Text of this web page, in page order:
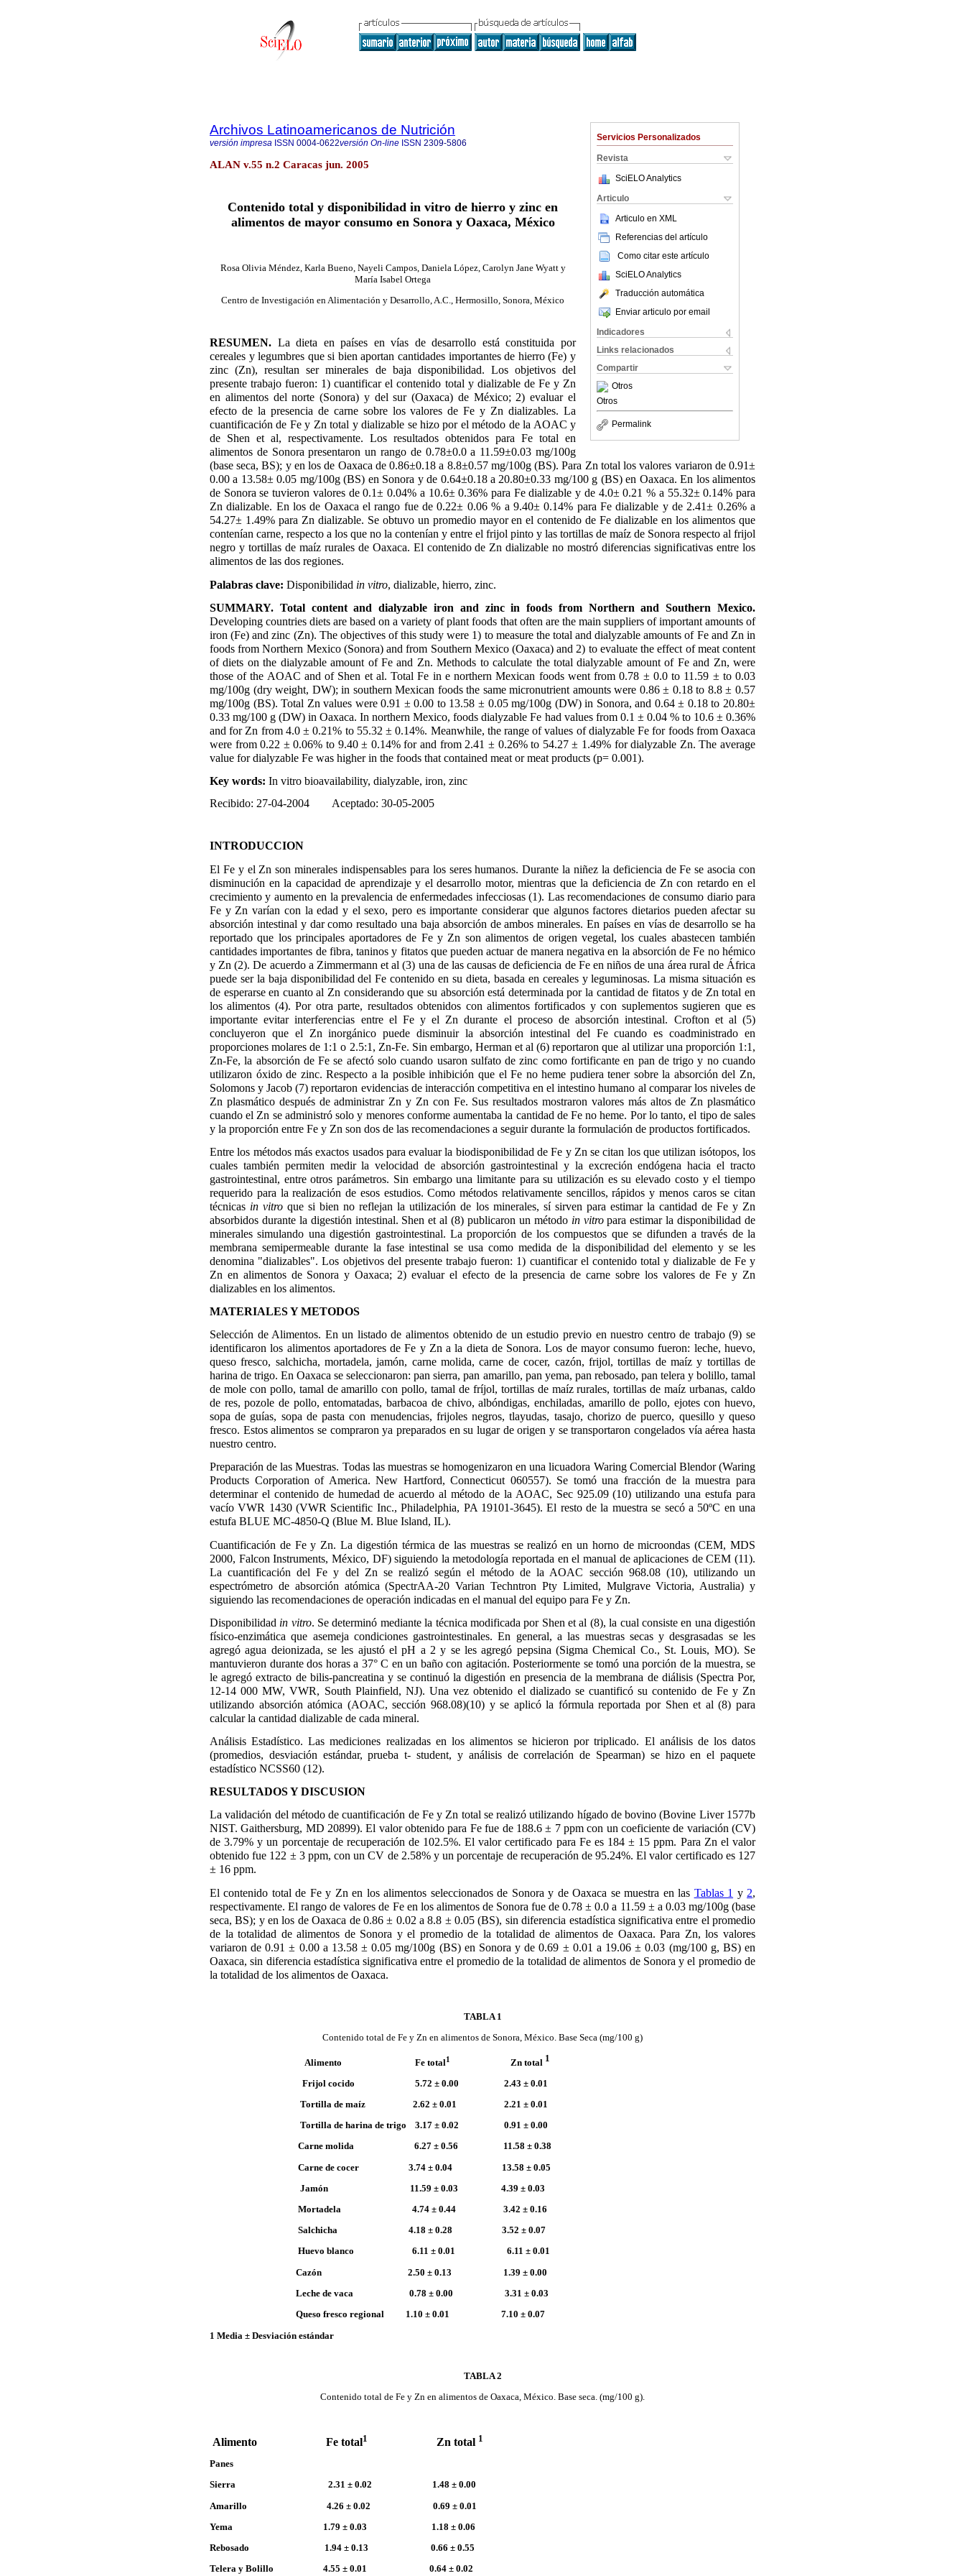
Servicios Personalizados
Revista
SciELO Analytics
Articulo
Articulo en XML
Referencias del artículo
Como citar este artículo
SciELO Analytics
Traducción automática
Enviar articulo por email
Indicadores
Links relacionados
Compartir
Otros
Otros
Permalink
Archivos Latinoamericanos de Nutrición
versión impresa ISSN 0004-0622versión On-line ISSN 2309-5806
ALAN v.55 n.2 Caracas jun. 2005
Contenido total y disponibilidad in vitro de hierro y zinc en
alimentos de mayor consumo en Sonora y Oaxaca, México
Rosa Olivia Méndez, Karla Bueno, Nayeli Campos, Daniela López, Carolyn Jane Wyatt y
María Isabel Ortega
Centro de Investigación en Alimentación y Desarrollo, A.C., Hermosillo, Sonora, México
RESUMEN. La dieta en países en vías de desarrollo está constituida por
cereales y legumbres que si bien aportan cantidades importantes de hierro (Fe) y
zinc (Zn), resultan ser minerales de baja disponibilidad. Los objetivos del
presente trabajo fueron: 1) cuantificar el contenido total y dializable de Fe y Zn
en alimentos del norte (Sonora) y del sur (Oaxaca) de México; 2) evaluar el
efecto de la presencia de carne sobre los valores de Fe y Zn dializables. La
cuantificación de Fe y Zn total y dializable se hizo por el método de la AOAC y
de Shen et al, respectivamente. Los resultados obtenidos para Fe total en
alimentos de Sonora presentaron un rango de 0.78±0.0 a 11.59±0.03 mg/100g
(base seca, BS); y en los de Oaxaca de 0.86±0.18 a 8.8±0.57 mg/100g (BS). Para Zn total los valores variaron de 0.91±
0.00 a 13.58± 0.05 mg/100g (BS) en Sonora y de 0.64±0.18 a 20.80±0.33 mg/100 g (BS) en Oaxaca. En los alimentos
de Sonora se tuvieron valores de 0.1± 0.04% a 10.6± 0.36% para Fe dializable y de 4.0± 0.21 % a 55.32± 0.14% para
Zn dializable. En los de Oaxaca el rango fue de 0.22± 0.06 % a 9.40± 0.14% para Fe dializable y de 2.41± 0.26% a
54.27± 1.49% para Zn dializable. Se obtuvo un promedio mayor en el contenido de Fe dializable en los alimentos que
contenían carne, respecto a los que no la contenían y entre el frijol pinto y las tortillas de maíz de Sonora respecto al frijol
negro y tortillas de maíz rurales de Oaxaca. El contenido de Zn dializable no mostró diferencias significativas entre los
alimentos de las dos regiones.
Palabras clave: Disponibilidad in vitro, dializable, hierro, zinc.
SUMMARY. Total content and dialyzable iron and zinc in foods from Northern and Southern Mexico.
Developing countries diets are based on a variety of plant foods that often are the main suppliers of important amounts of
iron (Fe) and zinc (Zn). The objectives of this study were 1) to measure the total and dialyzable amounts of Fe and Zn in
foods from Northern Mexico (Sonora) and from Southern Mexico (Oaxaca) and 2) to evaluate the effect of meat content
of diets on the dialyzable amount of Fe and Zn. Methods to calculate the total dialyzable amount of Fe and Zn, were
those of the AOAC and of Shen et al. Total Fe in e northern Mexican foods went from 0.78 ± 0.0 to 11.59 ± to 0.03
mg/100g (dry weight, DW); in southern Mexican foods the same micronutrient amounts were 0.86 ± 0.18 to 8.8 ± 0.57
mg/100g (BS). Total Zn values were 0.91 ± 0.00 to 13.58 ± 0.05 mg/100g (DW) in Sonora, and 0.64 ± 0.18 to 20.80±
0.33 mg/100 g (DW) in Oaxaca. In northern Mexico, foods dialyzable Fe had values from 0.1 ± 0.04 % to 10.6 ± 0.36%
and for Zn from 4.0 ± 0.21% to 55.32 ± 0.14%. Meanwhile, the range of values of dialyzable Fe for foods from Oaxaca
were from 0.22 ± 0.06% to 9.40 ± 0.14% for and from 2.41 ± 0.26% to 54.27 ± 1.49% for dialyzable Zn. The average
value for dialyzable Fe was higher in the foods that contained meat or meat products (p= 0.001).
Key words: In vitro bioavailability, dialyzable, iron, zinc
Recibido: 27-04-2004 Aceptado: 30-05-2005
INTRODUCCION
El Fe y el Zn son minerales indispensables para los seres humanos. Durante la niñez la deficiencia de Fe se asocia con
disminución en la capacidad de aprendizaje y el desarrollo motor, mientras que la deficiencia de Zn con retardo en el
crecimiento y aumento en la prevalencia de enfermedades infecciosas (1). Las recomendaciones de consumo diario para
Fe y Zn varían con la edad y el sexo, pero es importante considerar que algunos factores dietarios pueden afectar su
absorción intestinal y dar como resultado una baja absorción de ambos minerales. En países en vías de desarrollo se ha
reportado que los principales aportadores de Fe y Zn son alimentos de origen vegetal, los cuales abastecen también
cantidades importantes de fibra, taninos y fitatos que pueden actuar de manera negativa en la absorción de Fe no hémico
y Zn (2). De acuerdo a Zimmermann et al (3) una de las causas de deficiencia de Fe en niños de una área rural de África
puede ser la baja disponibilidad del Fe contenido en su dieta, basada en cereales y leguminosas. La misma situación es
de esperarse en cuanto al Zn considerando que su absorción está determinada por la cantidad de fitatos y de Zn total en
los alimentos (4). Por otra parte, resultados obtenidos con alimentos fortificados y con suplementos sugieren que es
importante evitar interferencias entre el Fe y el Zn durante el proceso de absorción intestinal. Crofton et al (5)
concluyeron que el Zn inorgánico puede disminuir la absorción intestinal del Fe cuando es coadministrado en
proporciones molares de 1:1 o 2.5:1, Zn-Fe. Sin embargo, Herman et al (6) reportaron que al utilizar una proporción 1:1,
Zn-Fe, la absorción de Fe se afectó solo cuando usaron sulfato de zinc como fortificante en pan de trigo y no cuando
utilizaron óxido de zinc. Respecto a la posible inhibición que el Fe no heme pudiera tener sobre la absorción del Zn,
Solomons y Jacob (7) reportaron evidencias de interacción competitiva en el intestino humano al comparar los niveles de
Zn plasmático después de administrar Zn y Zn con Fe. Sus resultados mostraron valores más altos de Zn plasmático
cuando el Zn se administró solo y menores conforme aumentaba la cantidad de Fe no heme. Por lo tanto, el tipo de sales
y la proporción entre Fe y Zn son dos de las recomendaciones a seguir durante la formulación de productos fortificados.
Entre los métodos más exactos usados para evaluar la biodisponibilidad de Fe y Zn se citan los que utilizan isótopos, los
cuales también permiten medir la velocidad de absorción gastrointestinal y la excreción endógena hacia el tracto
gastrointestinal, entre otros parámetros. Sin embargo una limitante para su utilización es su elevado costo y el tiempo
requerido para la realización de esos estudios. Como métodos relativamente sencillos, rápidos y menos caros se citan
técnicas in vitroque si bien no reflejan la utilización de los minerales, sí sirven para estimar la cantidad de Fe y Zn
absorbidos durante la digestión intestinal. Shen et al (8) publicaron un método in vitropara estimar la disponibilidad de
minerales simulando una digestión gastrointestinal. La proporción de los compuestos que se difunden a través de la
membrana semipermeable durante la fase intestinal se usa como medida de la disponibilidad del elemento y se les
denomina "dializables". Los objetivos del presente trabajo fueron: 1) cuantificar el contenido total y dializable de Fe y
Zn en alimentos de Sonora y Oaxaca; 2) evaluar el efecto de la presencia de carne sobre los valores de Fe y Zn
dializables en los alimentos.
MATERIALES Y METODOS
Selección de Alimentos. En un listado de alimentos obtenido de un estudio previo en nuestro centro de trabajo (9) se
identificaron los alimentos aportadores de Fe y Zn a la dieta de Sonora. Los de mayor consumo fueron: leche, huevo,
queso fresco, salchicha, mortadela, jamón, carne molida, carne de cocer, cazón, frijol, tortillas de maíz y tortillas de
harina de trigo. En Oaxaca se seleccionaron: pan sierra, pan amarillo, pan yema, pan rebosado, pan telera y bolillo, tamal
de mole con pollo, tamal de amarillo con pollo, tamal de fríjol, tortillas de maíz rurales, tortillas de maíz urbanas, caldo
de res, pozole de pollo, entomatadas, barbacoa de chivo, albóndigas, enchiladas, amarillo de pollo, ejotes con huevo,
sopa de guías, sopa de pasta con menudencias, frijoles negros, tlayudas, tasajo, chorizo de puerco, quesillo y queso
fresco. Estos alimentos se compraron ya preparados en su lugar de origen y se transportaron congelados vía aérea hasta
nuestro centro.
Preparación de las Muestras. Todas las muestras se homogenizaron en una licuadora Waring Comercial Blendor (Waring
Products Corporation of America. New Hartford, Connecticut 060557). Se tomó una fracción de la muestra para
determinar el contenido de humedad de acuerdo al método de la AOAC, Sec 925.09 (10) utilizando una estufa para
vacío VWR 1430 (VWR Scientific Inc., Philadelphia, PA 19101-3645). El resto de la muestra se secó a 50ºC en una
estufa BLUE MC-4850-Q (Blue M. Blue Island, IL).
Cuantificación de Fe y Zn. La digestión térmica de las muestras se realizó en un horno de microondas (CEM, MDS
2000, Falcon Instruments, México, DF) siguiendo la metodología reportada en el manual de aplicaciones de CEM (11).
La cuantificación del Fe y del Zn se realizó según el método de la AOAC sección 968.08 (10), utilizando un
espectrómetro de absorción atómica (SpectrAA-20 Varian Techntron Pty Limited, Mulgrave Victoria, Australia) y
siguiendo las recomendaciones de operación indicadas en el manual del equipo para Fe y Zn.
Disponibilidad in vitro. Se determinó mediante la técnica modificada por Shen et al (8), la cual consiste en una digestión
físico-enzimática que asemeja condiciones gastrointestinales. En general, a las muestras secas y desgrasadas se les
agregó agua deionizada, se les ajustó el pH a 2 y se les agregó pepsina (Sigma Chemical Co., St. Louis, MO). Se
mantuvieron durante dos horas a 37° C en un baño con agitación. Posteriormente se tomó una porción de la muestra, se
le agregó extracto de bilis-pancreatina y se continuó la digestión en presencia de la membrana de diálisis (Spectra Por,
12-14 000 MW, VWR, South Plainfield, NJ). Una vez obtenido el dializado se cuantificó su contenido de Fe y Zn
utilizando absorción atómica (AOAC, sección 968.08)(10) y se aplicó la fórmula reportada por Shen et al (8) para
calcular la cantidad dializable de cada mineral.
Análisis Estadístico. Las mediciones realizadas en los alimentos se hicieron por triplicado. El análisis de los datos
(promedios, desviación estándar, prueba t- student, y análisis de correlación de Spearman) se hizo en el paquete
estadístico NCSS60 (12).
RESULTADOS Y DISCUSION
La validación del método de cuantificación de Fe y Zn total se realizó utilizando hígado de bovino (Bovine Liver 1577b
NIST. Gaithersburg, MD 20899). El valor obtenido para Fe fue de 188.6 ± 7 ppm con un coeficiente de variación (CV)
de 3.79% y un porcentaje de recuperación de 102.5%. El valor certificado para Fe es 184 ± 15 ppm. Para Zn el valor
obtenido fue 122 ± 3 ppm, con un CV de 2.58% y un porcentaje de recuperación de 95.24%. El valor certificado es 127
± 16 ppm.
El contenido total de Fe y Zn en los alimentos seleccionados de Sonora y de Oaxaca se muestra en las Tablas 1 y 2,
respectivamente. El rango de valores de Fe en los alimentos de Sonora fue de 0.78 ± 0.0 a 11.59 ± a 0.03 mg/100g (base
seca, BS); y en los de Oaxaca de 0.86 ± 0.02 a 8.8 ± 0.05 (BS), sin diferencia estadística significativa entre el promedio
de la totalidad de alimentos de Sonora y el promedio de la totalidad de alimentos de Oaxaca. Para Zn, los valores
variaron de 0.91 ± 0.00 a 13.58 ± 0.05 mg/100g (BS) en Sonora y de 0.69 ± 0.01 a 19.06 ± 0.03 (mg/100 g, BS) en
Oaxaca, sin diferencia estadística significativa entre el promedio de la totalidad de alimentos de Sonora y el promedio de
la totalidad de los alimentos de Oaxaca.
TABLA 1
Contenido total de Fe y Zn en alimentos de Sonora, México. Base Seca (mg/100 g)
Alimento Fe total1 Zn total 1
Frijol cocido 5.72 ± 0.00 2.43 ± 0.01
Tortilla de maíz 2.62 ± 0.01 2.21 ± 0.01
Tortilla de harina de trigo 3.17 ± 0.02 0.91 ± 0.00
Carne molida 6.27 ± 0.56 11.58 ± 0.38
Carne de cocer 3.74 ± 0.04 13.58 ± 0.05
Jamón 11.59 ± 0.03 4.39 ± 0.03
Mortadela 4.74 ± 0.44 3.42 ± 0.16
Salchicha 4.18 ± 0.28 3.52 ± 0.07
Huevo blanco 6.11 ± 0.01 6.11 ± 0.01
Cazón 2.50 ± 0.13 1.39 ± 0.00
Leche de vaca 0.78 ± 0.00 3.31 ± 0.03
Queso fresco regional 1.10 ± 0.01 7.10 ± 0.07
1 Media ± Desviación estándar
TABLA 2
Contenido total de Fe y Zn en alimentos de Oaxaca, México. Base seca. (mg/100 g).
Alimento Fe total1 Zn total 1
Panes
Sierra 2.31 ± 0.02 1.48 ± 0.00
Amarillo 4.26 ± 0.02 0.69 ± 0.01
Yema 1.79 ± 0.03 1.18 ± 0.06
Rebosado 1.94 ± 0.13 0.66 ± 0.55
Telera y Bolillo 4.55 ± 0.01 0.64 ± 0.02